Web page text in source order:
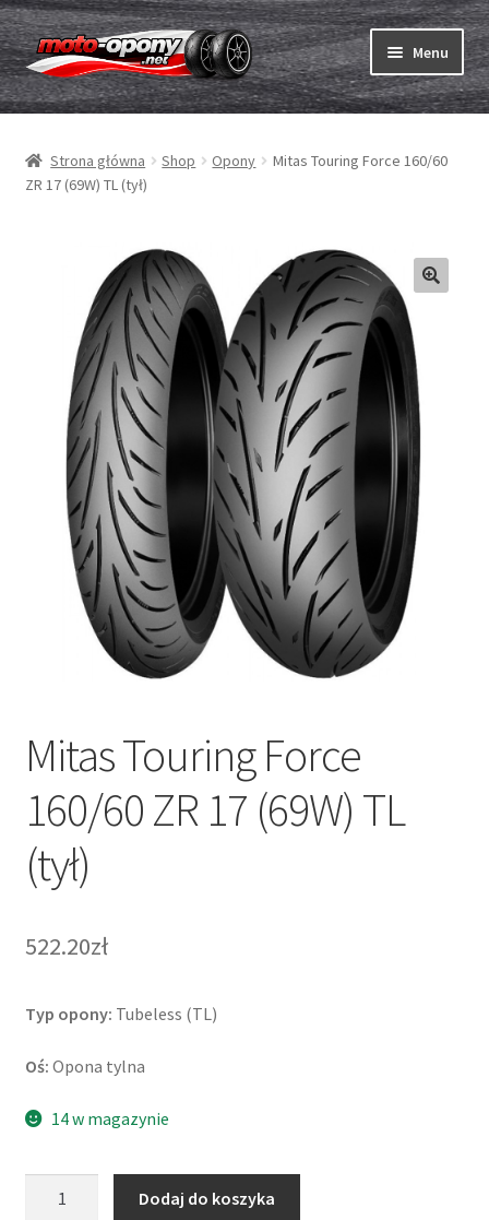
Przejdź
do
nawigacji
Przejdź
do
treści
Menu
Opony
Rozwiń
Dętki & taśmy
Rozwiń
Kontakt
Strona główna Shop Opony
Mitas Touring Force 160/60
ZR 17 (69W) TL (tył)
Mitas Touring Force
160/60 ZR 17 (69W) TL
(tył)
522.20zł
Typ opony: Tubeless (TL)
Oś: Opona tylna
14 w magazynie
Dodaj do koszyka